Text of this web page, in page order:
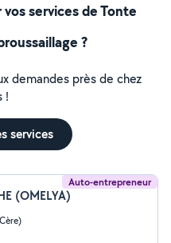
services de Tonte
?
demandes près de chez
!
services
Auto-entrepreneur
(OMELYA)